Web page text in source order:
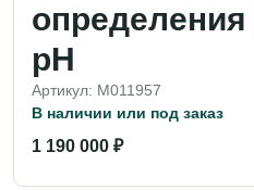
определения
pH
Артикул: M011957
В наличии или под заказ
1 190 000 ₽